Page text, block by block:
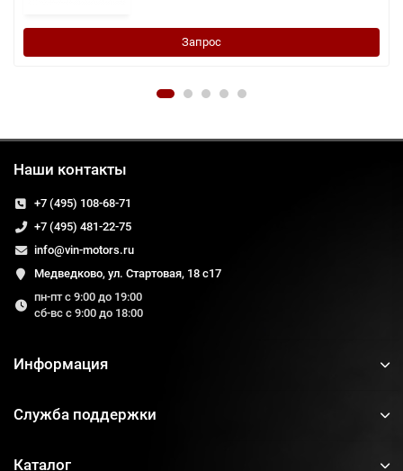
Запрос
Наши контакты
+7 (495) 108-68-71
+7 (495) 481-22-75
info@vin-motors.ru
Медведково, ул. Стартовая, 18 с17
пн-пт с 9:00 до 19:00
сб-вс с 9:00 до 18:00
Информация
Служба поддержки
Каталог